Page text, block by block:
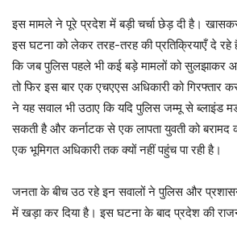
इस मामले ने पूरे प्रदेश में बड़ी चर्चा छेड़ दी है।
इस घटना को लेकर तरह-तरह की प्रतिक्रियाएँ दे
कि जब पुलिस पहले भी कई बड़े मामलों को सुलझाकर
तो फिर इस बार एक एचएएस अधिकारी को गिरफ्तार
ने यह सवाल भी उठाए कि यदि पुलिस जम्मू से ब्लाइंड
सकती है और कर्नाटक से एक लापता युवती को
एक भूमिगत अधिकारी तक क्यों नहीं पहुंच पा रही है।
जनता के बीच उठ रहे इन सवालों ने पुलिस और
में खड़ा कर दिया है। इस घटना के बाद प्रदेश की